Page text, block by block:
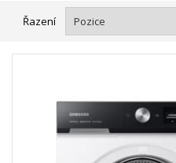
Řazení